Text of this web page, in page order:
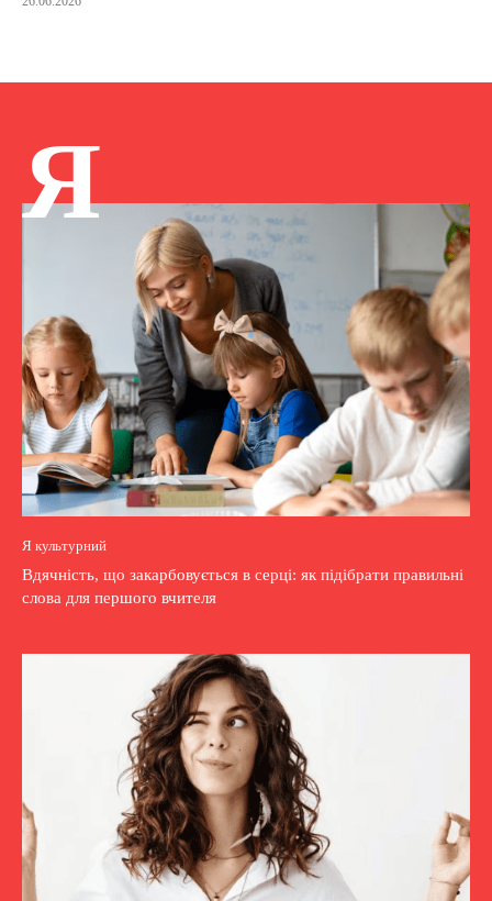
Я
Я культурний
Вдячність, що закарбовується в серці: як підібрати правильні
слова для першого вчителя